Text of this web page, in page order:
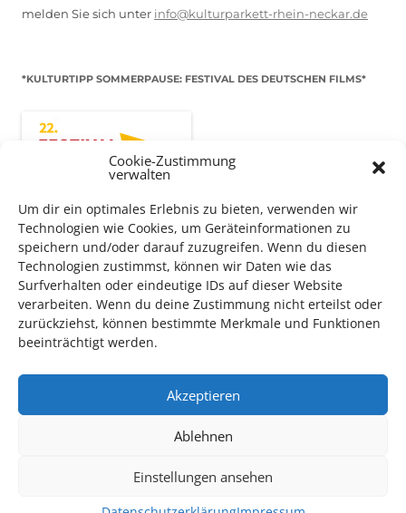
Cookie-Zustimmung
verwalten
Um dir ein optimales Erlebnis zu bieten, verwenden wir
Technologien wie Cookies, um Geräteinformationen zu
speichern und/oder darauf zuzugreifen. Wenn du diesen
Technologien zustimmst, können wir Daten wie das
Surfverhalten oder eindeutige IDs auf dieser Website
verarbeiten. Wenn du deine Zustimmung nicht erteilst oder
zurückziehst, können bestimmte Merkmale und Funktionen
beeinträchtigt werden.
Akzeptieren
Ablehnen
Einstellungen ansehen
melden Sie sich unter info@kulturparkett-rhein-neckar.de
*KULTURTIPP SOMMERPAUSE: FESTIVAL DES DEUTSCHEN FILMS*
Auch dieses Jahr findet wieder dasFestival des deutschen
Filmsin Ludwigshafen statt.
Vom 19. August bist zum 9. September
Inhaber*innen freien Eintrittzu den Vorstellungen – 30
Minuten vor Beginn des Films und solange der Vorrat reicht!
Weitere Details zum Festival finden SieHIER
DIGITAL KULTURPASS BEANTRAGEN